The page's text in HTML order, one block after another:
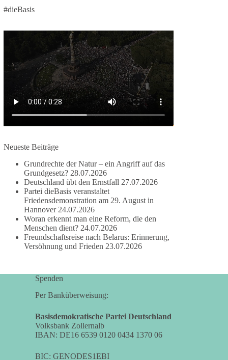
Revanchismus!“
👉 Hier geht es zum vollständigen Video:
https://www.youtube.com/live/a9hOswSNg4I?
si=2b_C6GgNY9EB-rXw
🟩🟩🟦🟦🟥🟥🟧🟧
#dieBasis #frieden
#friedenspartei
377 Auf Facebook ansehen
DieBasis
2 Tage(n) zuvor
Wusstest du, dass ein guter Antrag nicht besser
bestimmten Partei kommt?
Sachsen-Anhalt braucht Lösungen für Schule,
Kommunen. Diese Probleme werden nicht
kleiner, wenn im Landtag zuerst auf Parteifarbe
und erst danach auf den Inhalt geschaut wird.
#dieBasis
Neueste Beiträge
Grundrechte der Natur – ein Angriff auf das
Grundgesetz? 28.07.2026
Deutschland übt den Ernstfall 27.07.2026
Partei dieBasis veranstaltet
Friedensdemonstration am 29. August in
Hannover 24.07.2026
Woran erkennt man eine Reform, die den
Menschen dient? 24.07.2026
Freundschaftsreise nach Belarus: Erinnerung,
Versöhnung und Frieden 23.07.2026
Spenden
Per Banküberweisung:
Basisdemokratische Partei Deutschland
Volksbank Zollernalb
IBAN: DE16 6539 0120 0434 1370 06
BIC: GENODES1EBI